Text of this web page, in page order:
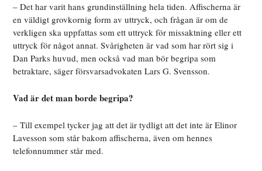
– Det har varit hans grundinställning hela tiden. Affischerna är
en väldigt grovkornig form av uttryck, och frågan är om de
verkligen ska uppfattas som ett uttryck för missaktning eller ett
uttryck för något annat. Svårigheten är vad som har rört sig i
Dan Parks huvud, men också vad man bör begripa som
betraktare, säger försvarsadvokaten Lars G. Svensson.
Vad är det man borde begripa?
– Till exempel tycker jag att det är tydligt att det inte är Elinor
Lavesson som står bakom affischerna, även om hennes
telefonnummer står med.